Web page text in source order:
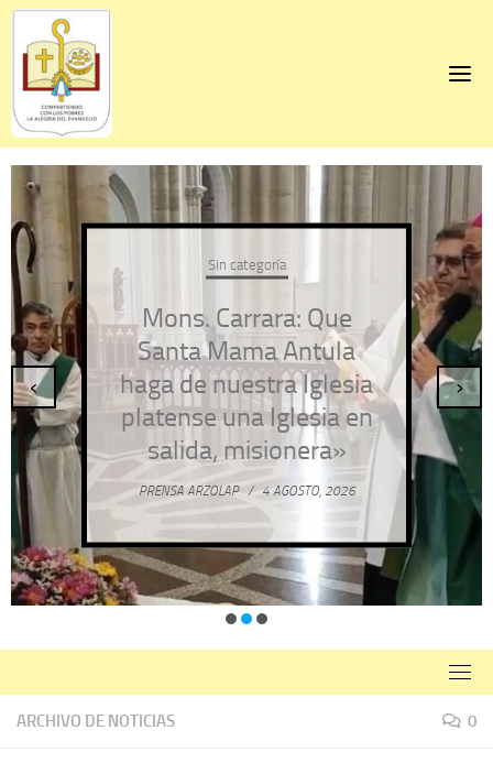
Skip
content
Sin categoría
Mons. Carrara: Que
Santa Mama Antula
haga de nuestra Iglesia
platense una Iglesia en
salida, misionera»
PRENSA ARZOLAP / 4 AGOSTO, 2026
‹ ›
ARCHIVO DE NOTICIAS 0